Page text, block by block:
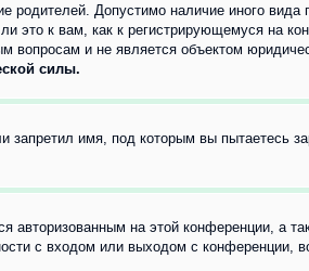
родителей. Допустимо наличие иного
к вам, как к регистрирующемуся на
вопросам и не является объектом
силы.
имя, под которым вы пытаетесь
авторизованным на этой конференции, а
с входом или выходом с конференции,